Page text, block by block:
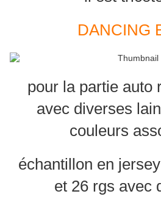
DANCING
pour la partie auto
avec diverses
couleurs
échantillon en
et 26 rgs avec